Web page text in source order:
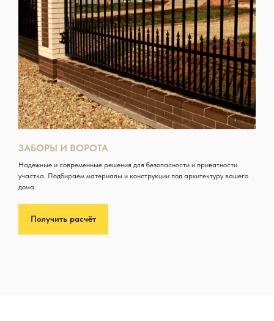
ЗАБОРЫ И ВОРОТА
Надежные и современные решения для безопасности и приватности
участка. Подбираем материалы и конструкции под архитектуру вашего
дома.
Получить расчёт